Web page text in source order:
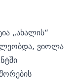
„ახალის“
ვიოლა